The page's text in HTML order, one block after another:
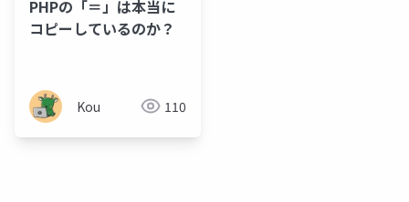
PHPの「＝」は本当に
コピーしているのか？
Kou 110